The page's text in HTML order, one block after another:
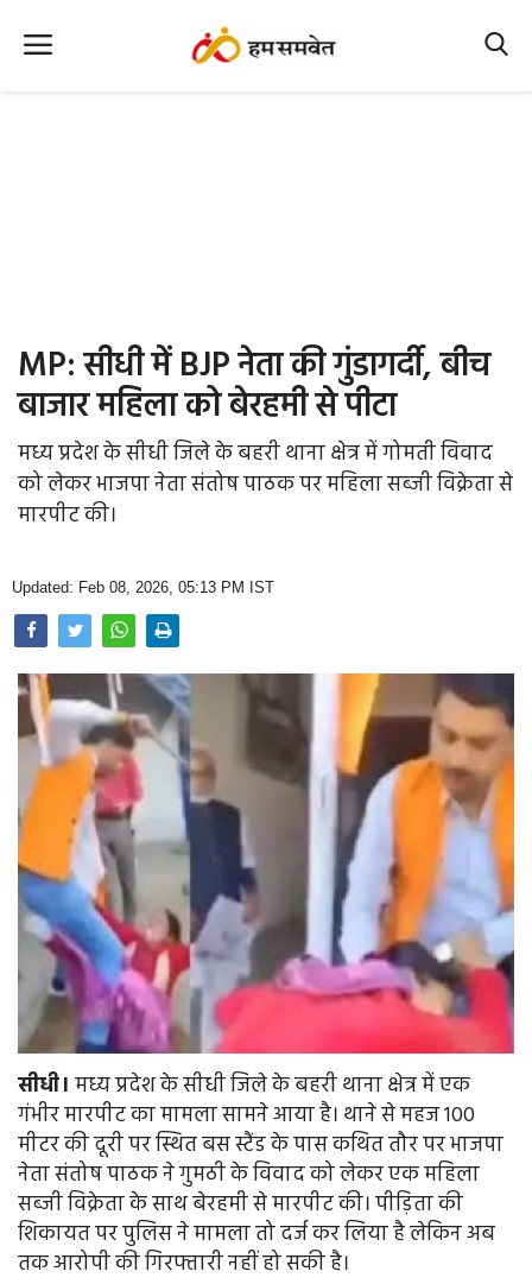
Office Office
Farm & Food
Health & Lifestyle
Home
MP: सीधी में BJP नेता की गुंडागर्दी, बीच
बाजार महिला को बेरहमी से पीटा
मध्य प्रदेश के सीधी जिले के बहरी थाना क्षेत्र में गोमती विवाद
को लेकर भाजपा नेता संतोष पाठक पर महिला सब्जी विक्रेता से
मारपीट की।
Updated: Feb 08, 2026, 05:13 PM IST
सीधी। मध्य प्रदेश के सीधी जिले के बहरी थाना क्षेत्र में एक
गंभीर मारपीट का मामला सामने आया है। थाने से महज 100
मीटर की दूरी पर स्थित बस स्टैंड के पास कथित तौर पर भाजपा
नेता संतोष पाठक ने गुमठी के विवाद को लेकर एक महिला
सब्जी विक्रेता के साथ बेरहमी से मारपीट की। पीड़िता की
शिकायत पर पुलिस ने मामला तो दर्ज कर लिया है लेकिन अब
तक आरोपी की गिरफ्तारी नहीं हो सकी है।